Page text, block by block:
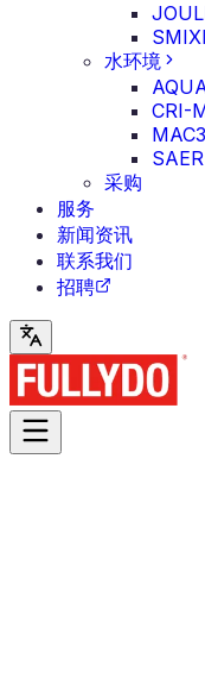
水环境
CRI-
MAC3
SAER
采购
服务
新闻资讯
联系我们
招聘